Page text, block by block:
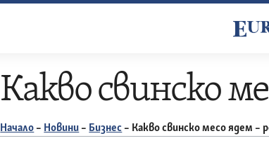
Какво свинско
Начало – Новини – Бизнес – Какво свинско месо ядем –